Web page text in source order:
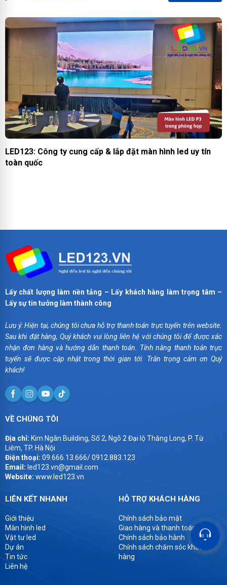
LED123: Công ty cung cấp & lắp đặt màn hình led uy tín
toàn quốc
Lấy chất lượng làm nền tảng – Lấy khách hàng làm trọng tâm –
Lấy sự tin tưởng làm thành công
Lưu ý: Hiện tại, chúng tôi chưa hỗ trợ thanh toán trực tuyến trên website.
Sau khi đặt hàng, Quý khách vui lòng liên hệ với chúng tôi để được xác
nhận đơn hàng và hướng dẫn thanh toán. Tính năng thanh toán trực
tuyến sẽ được cập nhật trong thời gian tới. Trân trọng cảm ơn Quý
khách!
VỀ CHÚNG TÔI
Địa chỉ: Kim Ngân Building, Số 2, Ngõ 2 Đại lộ Thăng Long, P. Từ
Liêm, TP. Hà Nội
Điện thoại: 09.666.13.666/ 0912.883.123
Email: led123.vn@gmail.com
Website: www.led123.vn
LIÊN KẾT NHANH
Giới thiệu
Màn hình led
Vật tư led
Dự án
Tin tức
Liên hệ
HỖ TRỢ KHÁCH HÀNG
Chính sách bảo mật
Giao hàng và thanh toán
Chính sách bảo hành
Chính sách chăm sóc khách
hàng